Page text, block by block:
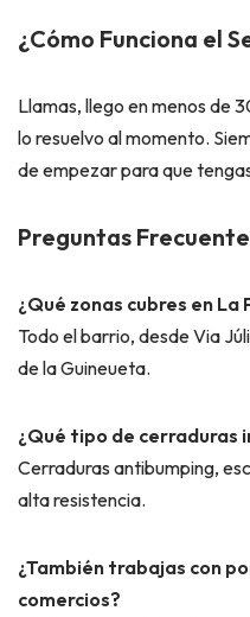
¿Cómo Funciona el
Llamas, llego en menos de
lo resuelvo al momento.
de empezar para que
Preguntas
¿Qué zonas cubres en
Todo el barrio, desde Via
de la Guineueta.
¿Qué tipo de cerraduras
Cerraduras antibumping,
alta resistencia.
¿También trabajas con
comercios?